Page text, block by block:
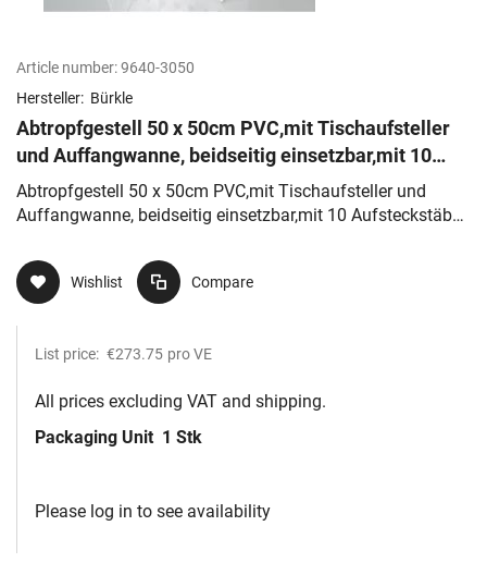
Article number:9640-3050
Hersteller: Bürkle
Abtropfgestell 50 x 50cm PVC,mit Tischaufsteller
und Auffangwanne, beidseitig einsetzbar,mit 10
Aufsteckstäben 60mm, 3
Abtropfgestell 50 x 50cm PVC,mit Tischaufsteller und
Auffangwanne, beidseitig einsetzbar,mit 10 Aufsteckstäben
Wishlist Compare
List price: €273.75 pro VE
All prices excluding VAT and shipping.
Packaging Unit 1 Stk
Please log in to see availability